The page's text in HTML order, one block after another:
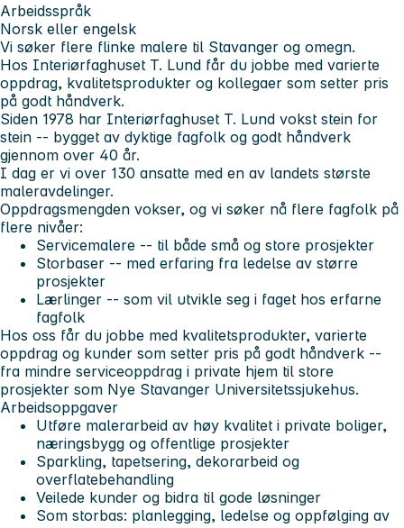
Arbeidsspråk
Norsk eller engelsk
Vi søker flere flinke malere til Stavanger og omegn.
Hos Interiørfaghuset T. Lund får du jobbe med varierte
oppdrag, kvalitetsprodukter og kollegaer som setter pris
på godt håndverk.
Siden 1978 har Interiørfaghuset T. Lund vokst stein for
stein -- bygget av dyktige fagfolk og godt håndverk
gjennom over 40 år.
I dag er vi over 130 ansatte med en av landets største
maleravdelinger.
Oppdragsmengden vokser, og vi søker nå flere fagfolk på
flere nivåer:
Servicemalere -- til både små og store prosjekter
Storbaser -- med erfaring fra ledelse av større
prosjekter
Lærlinger -- som vil utvikle seg i faget hos erfarne
fagfolk
Hos oss får du jobbe med kvalitetsprodukter, varierte
oppdrag og kunder som setter pris på godt håndverk --
fra mindre serviceoppdrag i private hjem til store
prosjekter som Nye Stavanger Universitetssjukehus.
Arbeidsoppgaver
Utføre malerarbeid av høy kvalitet i private boliger,
næringsbygg og offentlige prosjekter
Sparkling, tapetsering, dekorarbeid og
overflatebehandling
Veilede kunder og bidra til gode løsninger
Som storbas: planlegging, ledelse og oppfølging av